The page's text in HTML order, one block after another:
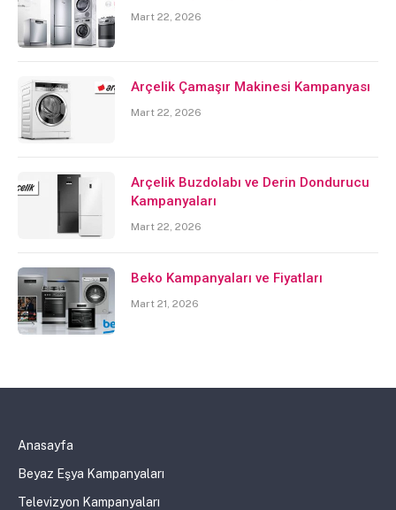
Mart 22, 2026
Arçelik Çamaşır Makinesi Kampanyası
Mart 22, 2026
Arçelik Buzdolabı ve Derin Dondurucu
Kampanyaları
Mart 22, 2026
Beko Kampanyaları ve Fiyatları
Mart 21, 2026
Anasayfa
Beyaz Eşya Kampanyaları
Televizyon Kampanyaları